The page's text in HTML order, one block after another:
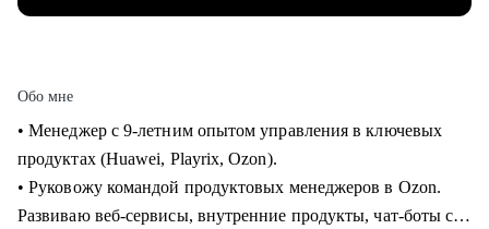
Обо мне
• Менеджер с 9-летним опытом управления в ключевых
продуктах (Huawei, Playrix, Ozon).
• Руковожу командой продуктовых менеджеров в Ozon.
Развиваю веб-сервисы, внутренние продукты, чат-боты с